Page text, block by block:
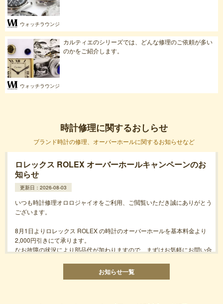
ウォッチラウンジ
カルティエのシリーズでは、どんな修理のご依頼が多い
のかをご紹介します。
ウォッチラウンジ
時計修理に関するおしらせ
ブランド時計の修理、オーバーホールに関するお知らせなど
ロレックス ROLEX オーバーホールキャンペーンのお
知らせ
更新日：2026-08-03
いつも時計修理オロロジャイオをご利用、ご閲覧いただき誠にありがとう
ございます。
8月1日よりロレックス ROLEX の時計のオーバーホールを基本料金より
2,000円引きにて承ります。
なお故障の状況により部品代が加わりますので、まずはお気軽にお問い合
開催期間 2026年8月1(土)～2026年8月31(月)
お知らせ一覧